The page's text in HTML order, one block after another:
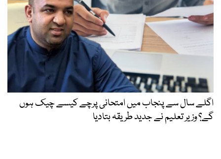
اگلے سال سے پنجاب میں امتحانی پرچے کیسے چیک ہوں
گے؟ وزیر تعلیم نے جدید طریقہ بتادیا